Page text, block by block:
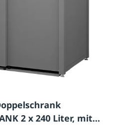
2 x 240 Liter, mit